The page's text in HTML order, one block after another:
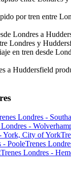
por tren entre
Londres a
Londres y
en tren desde
a Huddersfield
Londres -
Londres -
York, City of York
- PooleTrenes
Trenes Londres -